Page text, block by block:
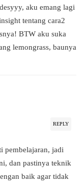
aku emang lagi
tentang cara2
BTW aku suka
lemongrass, baunya
REPLY
pembelajaran, jadi
dan pastinya teknik
baik agar tidak